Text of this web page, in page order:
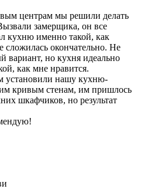
центрам мы решили делать
замерщика, он все
кухню именно такой, как
сложилась окончательно. Не
вариант, но кухня идеально
как мне нравится.
установили нашу кухню-
кривым стенам, им пришлось
шкафчиков, но результат